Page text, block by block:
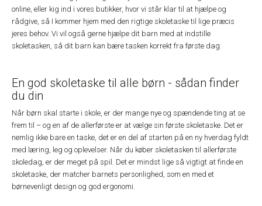
online, eller kig ind i vores butikker, hvor vi står klar til at hjælpe og
rådgive, så I kommer hjem med den rigtige skoletaske til lige præcis
jeres behov. Vi vil også gerne hjælpe dit barn med at indstille
skoletasken, så dit barn kan bære tasken korrekt fra første dag.
En god skoletaske til alle børn - sådan finder
du din
Når børn skal starte i skole, er der mange nye og spændende ting at se
frem til – og en af de allerførste er at vælge sin første skoletaske. Det er
nemlig ikke bare en taske, det er en del af starten på en ny hverdag fyldt
med læring, leg og oplevelser. Når du køber skoletasken til allerførste
skoledag, er der meget på spil. Det er mindst lige så vigtigt at finde en
skoletaske, der matcher barnets personlighed, som en med et
børnevenligt design og god ergonomi.